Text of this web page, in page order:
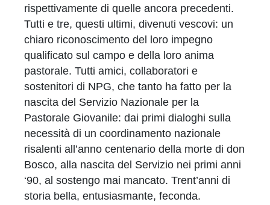
rispettivamente di quelle ancora precedenti.
Tutti e tre, questi ultimi, divenuti vescovi: un
chiaro riconoscimento del loro impegno
qualificato sul campo e della loro anima
pastorale. Tutti amici, collaboratori e
sostenitori di NPG, che tanto ha fatto per la
nascita del Servizio Nazionale per la
Pastorale Giovanile: dai primi dialoghi sulla
necessità di un coordinamento nazionale
risalenti all’anno centenario della morte di don
Bosco, alla nascita del Servizio nei primi anni
‘90, al sostengo mai mancato. Trent’anni di
storia bella, entusiasmante, feconda.